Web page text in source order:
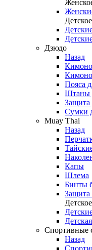
Детское
Дзюдо
Назад
Пояса
Штаны
Защита
Сумки
Muay Thai
Назад
Капы
Шлема
Бинты
Детское
Спортивные
Назад